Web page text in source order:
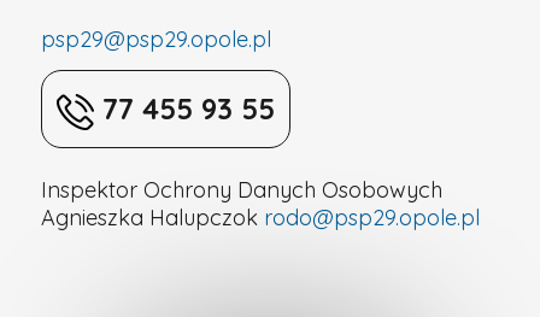
psp29@psp29.opole.pl
77 455 93 55
Inspektor Ochrony Danych Osobowych
Agnieszka Halupczok rodo@psp29.opole.pl